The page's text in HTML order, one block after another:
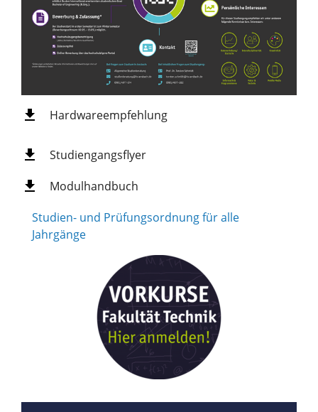
Hardwareempfehlung
Studiengangsflyer
Modulhandbuch
Studien- und Prüfungsordnung für alle
Jahrgänge